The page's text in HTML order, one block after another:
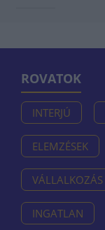
ROVATOK
INTERJÚ
ELEMZÉSEK
VÁLLALKOZÁS
INGATLAN